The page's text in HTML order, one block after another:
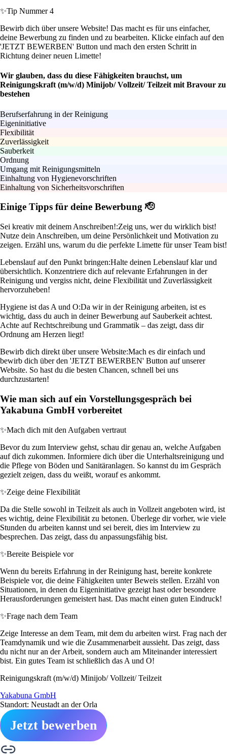
✨Tip Nummer 4
Bewirb dich über unsere Website! Das macht es für uns einfacher,
deine Bewerbung zu finden und zu bearbeiten. Klicke einfach auf den
'JETZT BEWERBEN' Button und mach den ersten Schritt in
Richtung deiner neuen Limette!
Wir glauben, dass du diese Fähigkeiten brauchst, um
Reinigungskraft (m/w/d) Minijob/ Vollzeit/ Teilzeit mit Bravour zu
bestehen
Berufserfahrung in der Reinigung
Eigeninitiative
Flexibilität
Zuverlässigkeit
Sauberkeit
Ordnung
Umgang mit Reinigungsmitteln
Einhaltung von Hygienevorschriften
Einhaltung von Sicherheitsvorschriften
Einige Tipps für deine Bewerbung 🫡
Sei kreativ mit deinem Anschreiben!:Zeig uns, wer du wirklich bist!
Nutze dein Anschreiben, um deine Persönlichkeit und Motivation zu
zeigen. Erzähl uns, warum du die perfekte Limette für unser Team bist!
Lebenslauf auf den Punkt bringen:Halte deinen Lebenslauf klar und
übersichtlich. Konzentriere dich auf relevante Erfahrungen in der
Reinigung und vergiss nicht, deine Flexibilität und Zuverlässigkeit
hervorzuheben!
Hygiene ist das A und O:Da wir in der Reinigung arbeiten, ist es
wichtig, dass du auch in deiner Bewerbung auf Sauberkeit achtest.
Achte auf Rechtschreibung und Grammatik – das zeigt, dass dir
Ordnung am Herzen liegt!
Bewirb dich direkt über unsere Website:Mach es dir einfach und
bewirb dich über den 'JETZT BEWERBEN' Button auf unserer
Website. So hast du die besten Chancen, schnell bei uns
durchzustarten!
Wie man sich auf ein Vorstellungsgespräch bei
Yakabuna GmbH vorbereitet
✨Mach dich mit den Aufgaben vertraut
Bevor du zum Interview gehst, schau dir genau an, welche Aufgaben
auf dich zukommen. Informiere dich über die Unterhaltsreinigung und
die Pflege von Böden und Sanitäranlagen. So kannst du im Gespräch
gezielt zeigen, dass du weißt, worauf es ankommt.
✨Zeige deine Flexibilität
Da die Stelle sowohl in Teilzeit als auch in Vollzeit angeboten wird, ist
es wichtig, deine Flexibilität zu betonen. Überlege dir vorher, wie viele
Stunden du arbeiten kannst und sei bereit, dies im Interview zu
besprechen. Das zeigt, dass du anpassungsfähig bist.
✨Bereite Beispiele vor
Wenn du bereits Erfahrung in der Reinigung hast, bereite konkrete
Beispiele vor, die deine Fähigkeiten unter Beweis stellen. Erzähl von
Situationen, in denen du Eigeninitiative gezeigt hast oder besondere
Herausforderungen gemeistert hast. Das macht einen guten Eindruck!
✨Frage nach dem Team
Zeige Interesse an dem Team, mit dem du arbeiten wirst. Frag nach der
Teamdynamik und wie die Zusammenarbeit aussieht. Das zeigt, dass
du nicht nur an der Arbeit, sondern auch am Miteinander interessiert
bist. Ein gutes Team ist schließlich das A und O!
Reinigungskraft (m/w/d) Minijob/ Vollzeit/ Teilzeit
Yakabuna GmbH
Standort: Neustadt an der Orla
Jetzt bewerben